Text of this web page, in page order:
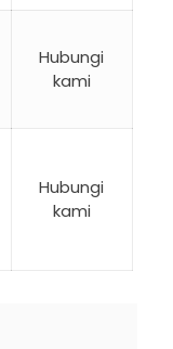
Hubungi
kami
Hubungi
kami